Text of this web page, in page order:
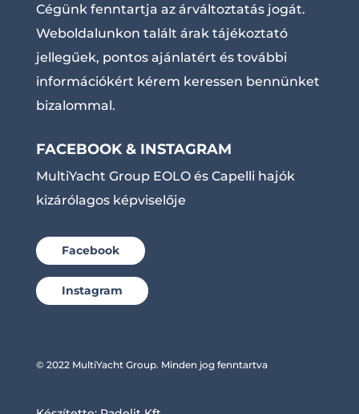
Cégünk fenntartja az árváltoztatás jogát.
Weboldalunkon talált árak tájékoztató
jellegűek, pontos ajánlatért és további
információkért kérem keressen bennünket
bizalommal.
FACEBOOK & INSTAGRAM
MultiYacht Group EOLO és Capelli hajók
kizárólagos képviselője
Facebook
Instagram
© 2022 MultiYacht Group. Minden jog fenntartva